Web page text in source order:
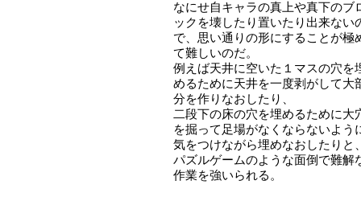
なにせ自キャラの真上や真下のブ
ックを壊したり置いたり出来ない
で、思い通りの形にすることが極
て難しいのだ。
例えば天井に空いた１マスの穴を
めるために天井を一度剥がして大
分を作りなおしたり、
二段下の床の穴を埋めるために大
を掘って足場がなくならないよう
気をつけながら埋めなおしたりと
パズルゲームのような面倒で難解
作業を強いられる。